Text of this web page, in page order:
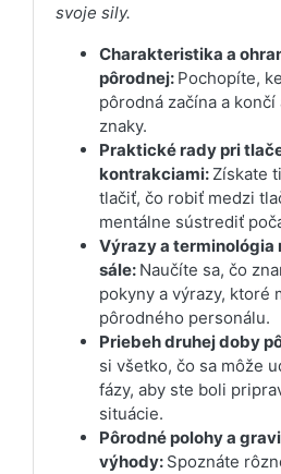
svoje sily.
Charakteristika a
pôrodnej: Pochopíte,
pôrodná začína a
znaky.
Praktické rady pri
kontrakciami: Získate
tlačiť, čo robiť medzi
mentálne sústrediť
Výrazy a terminológia
sále: Naučíte sa, čo
pokyny a výrazy, ktoré
pôrodného personálu.
Priebeh druhej doby
si všetko, čo sa môže
fázy, aby ste boli
situácie.
Pôrodné polohy a
výhody: Spoznáte